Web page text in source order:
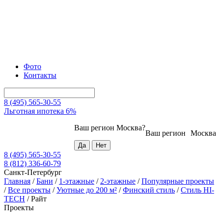
Фото
Контакты
8 (495) 565-30-55
Льготная ипотека 6%
Москва
Ваш регион
Ваш регион Москва?
8 (495) 565-30-55
8 (812) 336-60-79
Санкт-Петербург
Главная /Бани / 1-этажные / 2-этажные /Популярные проекты
/Все проекты /Уютные до 200 м² /Финский стиль /Стиль HI-
TECH /Райт
Проекты